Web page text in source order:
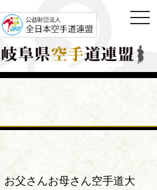
お父さんお母さん空手道大